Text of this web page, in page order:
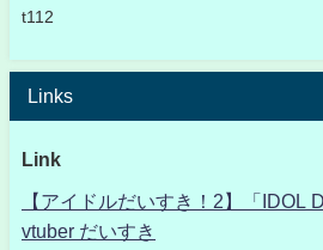
t112
Links
Link
【アイドルだいすき！2】「IDOL
vtuber だいすき